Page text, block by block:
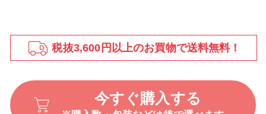
税抜3,600円以上のお買物で送料無料！
今すぐ購入する